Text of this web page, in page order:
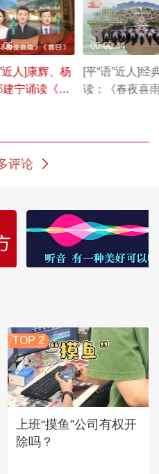
近人]康辉、杨
建宁诵读《春
[平“语”近人]经
读：《春夜喜
00:00:44
评论
TOP 2
上班“摸鱼”公司有权开
除吗？